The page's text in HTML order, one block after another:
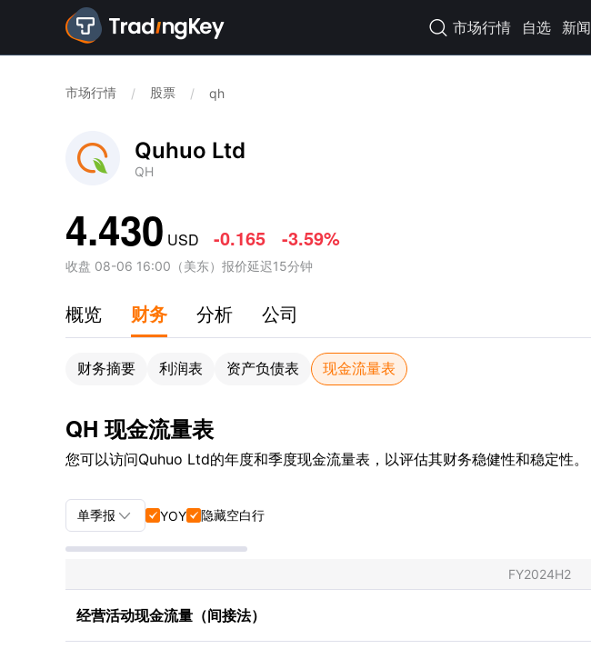
 市场行情 自选 新闻
市场行情 / 股票 / qh
Quhuo Ltd
QH
4.430 USD -0.165 -3.59%
收盘 08-06 16:00 （美东） 报价延迟15分钟
概览 财务 分析 公司
财务摘要 利润表 资产负债表 现金流量表
QH 现金流量表
您可以访问Quhuo Ltd的年度和季度现金流量表，以评估其财务稳健性和稳定性。
单季报 
单季报+年报
单季报
年报
YOY 隐藏空白行
FY2024H2
经营活动现金流量（间接法）